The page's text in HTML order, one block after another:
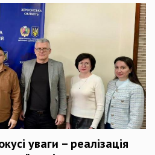
уваги – реалізація